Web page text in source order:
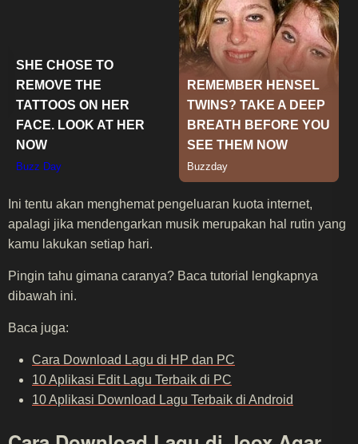
Ini tentu akan menghemat pengeluaran kuota internet,
apalagi jika mendengarkan musik merupakan hal rutin yang
kamu lakukan setiap hari.
Pingin tahu gimana caranya? Baca tutorial lengkapnya
dibawah ini.
Baca juga:
Cara Download Lagu di HP dan PC
10 Aplikasi Edit Lagu Terbaik di PC
10 Aplikasi Download Lagu Terbaik di Android